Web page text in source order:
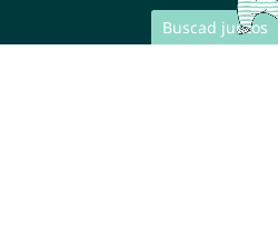
Buscad juntos